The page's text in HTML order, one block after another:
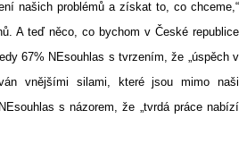
našich problémů a získat to, co chceme,“
A teď něco, co bychom v České republice
67% NEsouhlas s tvrzením, že „úspěch v
vnějšími silami, které jsou mimo naši
s názorem, že „tvrdá práce nabízí